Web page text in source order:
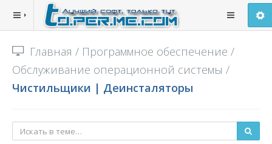
Главная / Программное обеспечение /
Обслуживание операционной системы /
Чистильщики | Деинсталяторы